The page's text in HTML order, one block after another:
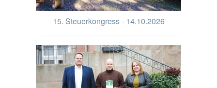
15. Steuerkongress - 14.10.2026